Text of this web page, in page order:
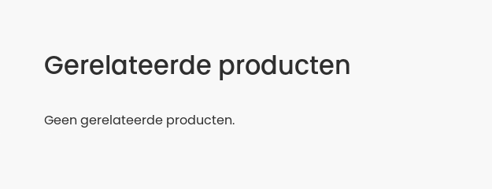
Gerelateerde producten
Geen gerelateerde producten.